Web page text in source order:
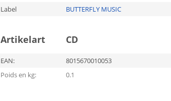
Label
BUTTERFLY MUSIC
Artikelart CD
EAN:
8015670010053
Poids en kg:
0.1